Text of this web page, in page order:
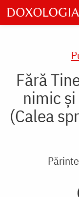
Skip
to
main
Fără
nimic
(Calea